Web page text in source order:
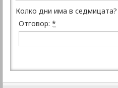
Колко дни има в седмицата?
Отговор: *